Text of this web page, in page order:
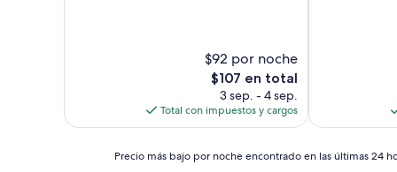
$92 por noche
El
precio
actual
es
$107
$107 en total
3 sep. - 4 sep.
Total con impuestos y cargos
Precio más bajo por noche encontrado en las últimas 24